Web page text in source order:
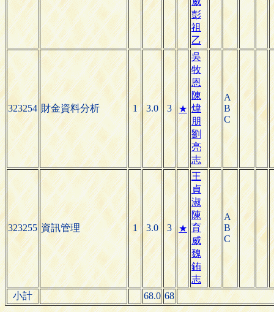
彭
祖
乙
323254 財金資料分析 1 3.0 3 ★
吳
牧
恩
陳
煒
朋
劉
亮
志
A
B
C
323255 資訊管理 1 3.0 3 ★
王
貞
淑
陳
育
威
魏
銪
志
A
B
C
小計 68.0 68